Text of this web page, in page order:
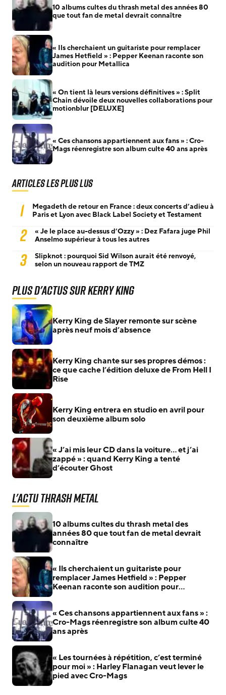
10 albums cultes du thrash metal des années 80
que tout fan de metal devrait connaître
« Ils cherchaient un guitariste pour remplacer
James Hetfield » : Pepper Keenan raconte son
audition pour Metallica
« On tient là leurs versions définitives » : Split
Chain dévoile deux nouvelles collaborations pour
motionblur [DELUXE]
« Ces chansons appartiennent aux fans » : Cro-
Mags réenregistre son album culte 40 ans après
Articles les plus lus
1
Megadeth de retour en France : deux concerts d’adieu à
Paris et Lyon avec Black Label Society et Testament
2
« Je le place au-dessus d’Ozzy » : Dez Fafara juge Phil
Anselmo supérieur à tous les autres
3
Slipknot : pourquoi Sid Wilson aurait été renvoyé,
selon un nouveau rapport de TMZ
Plus d'actus sur Kerry King
Kerry King de Slayer remonte sur scène
après neuf mois d’absence
Kerry King chante sur ses propres démos :
ce que cache l’édition deluxe de From Hell I
Rise
Kerry King entrera en studio en avril pour
son deuxième album solo
« J’ai mis leur CD dans la voiture… et j’ai
zappé » : quand Kerry King a tenté
d’écouter Ghost
L'actu Thrash Metal
10 albums cultes du thrash metal des
années 80 que tout fan de metal devrait
connaître
« Ils cherchaient un guitariste pour
remplacer James Hetfield » : Pepper
Keenan raconte son audition pour
« Ces chansons appartiennent aux fans » :
Cro-Mags réenregistre son album culte 40
ans après
« Les tournées à répétition, c’est terminé
pour moi » : Harley Flanagan veut lever le
pied avec Cro-Mags